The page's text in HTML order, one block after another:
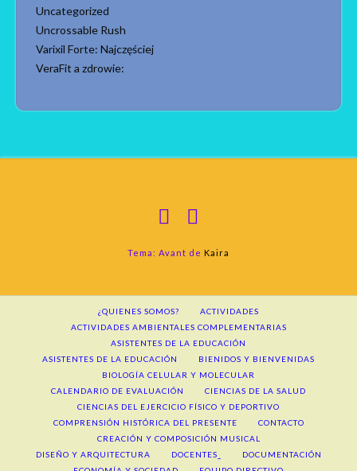
Uncategorized
Uncrossable Rush
Varixil Forte: Najczęściej
VeraFit a zdrowie:
Tema: Avant de Kaira
¿QUIENES SOMOS?
ACTIVIDADES
ACTIVIDADES AMBIENTALES COMPLEMENTARIAS
ASISTENTES DE LA EDUCACIÓN
ASISTENTES DE LA EDUCACIÓN
BIENIDOS Y BIENVENIDAS
BIOLOGÍA CELULAR Y MOLECULAR
CALENDARIO DE EVALUACIÓN
CIENCIAS DE LA SALUD
CIENCIAS DEL EJERCICIO FÍSICO Y DEPORTIVO
COMPRENSIÓN HISTÓRICA DEL PRESENTE
CONTACTO
CREACIÓN Y COMPOSICIÓN MUSICAL
DISEÑO Y ARQUITECTURA
DOCENTES_
DOCUMENTACIÓN